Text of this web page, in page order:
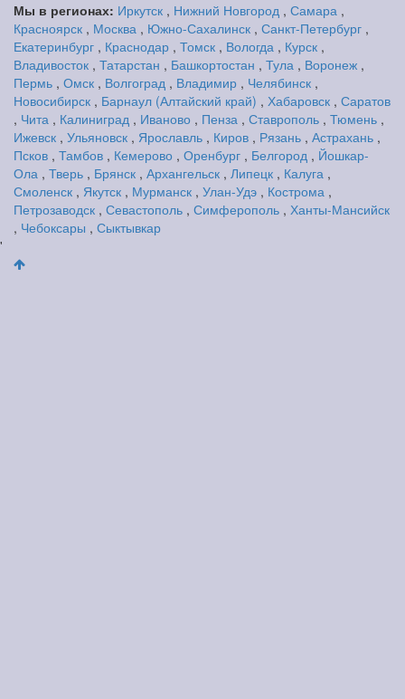
Мы в регионах: Иркутск , Нижний Новгород , Самара ,
Красноярск , Москва , Южно-Сахалинск , Санкт-Петербург ,
Екатеринбург , Краснодар , Томск , Вологда , Курск ,
Владивосток , Татарстан , Башкортостан , Тула , Воронеж ,
Пермь , Омск , Волгоград , Владимир , Челябинск ,
Новосибирск , Барнаул (Алтайский край) , Хабаровск , Саратов
, Чита , Калиниград , Иваново , Пенза , Ставрополь , Тюмень ,
Ижевск , Ульяновск , Ярославль , Киров , Рязань , Астрахань ,
Псков , Тамбов , Кемерово , Оренбург , Белгород , Йошкар-
Ола , Тверь , Брянск , Архангельск , Липецк , Калуга ,
Смоленск , Якутск , Мурманск , Улан-Удэ , Кострома ,
Петрозаводск , Севастополь , Симферополь , Ханты-Мансийск
, Чебоксары , Сыктывкар
'